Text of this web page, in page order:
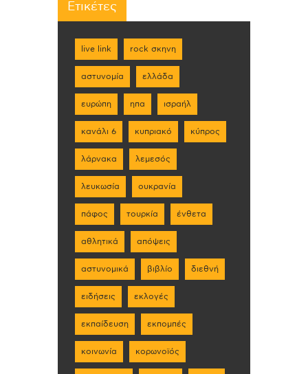
Ετικέτες
live link rock σκηνη
αστυνομία ελλάδα
ευρώπη ηπα ισραήλ
κανάλι 6 κυπριακό κύπρος
λάρνακα λεμεσός
λευκωσία ουκρανία
πάφος τουρκία ένθετα
αθλητικά απόψεις
αστυνομικά βιβλίο διεθνή
ειδήσεις εκλογές
εκπαίδευση εκπομπές
κοινωνία κορωνοϊός